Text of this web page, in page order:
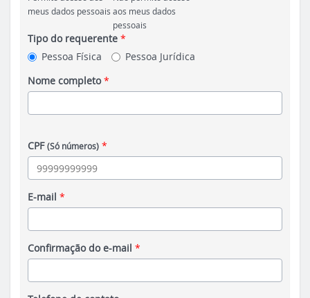
meus dados pessoais aos meus dados
pessoais
Tipo do requerente *
Pessoa Física
Pessoa Jurídica
Nome completo*
CPF (Só números) *
E-mail *
Confirmação do e-mail *